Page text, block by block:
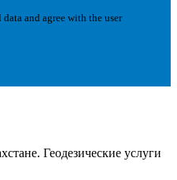
and agree with the user
Геодезические услуги